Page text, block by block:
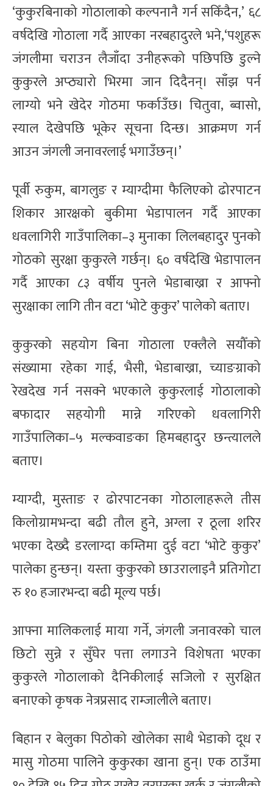
‘कुकुरबिनाको गोठालाको कल्पनानै गर्न सकिँदैन,’ ६८
वर्षदेखि गोठाला गर्दै आएका नरबहादुरले भने,‘पशुहरू
जंगलीमा चराउन लैजाँदा उनीहरूको पछिपछि डुल्ने
कुकुरले अप्ठ्यारो भिरमा जान दिदैनन्। साँझ पर्न
लाग्यो भने खेदेर गोठमा फर्काउँछ। चितुवा, ब्वासो,
स्याल देखेपछि भूकेर सूचना दिन्छ। आक्रमण गर्न
आउन जंगली जनावरलाई भगाउँछन्।’
पूर्वी रुकुम, बागलुङ र म्याग्दीमा फैलिएको ढोरपाटन
शिकार आरक्षको बुकीमा भेडापालन गर्दै आएका
धवलागिरी गाउँपालिका–३ मुनाका लिलबहादुर पुनको
गोठको सुरक्षा कुकुरले गर्छन्। ६० वर्षदेखि भेडापालन
गर्दै आएका ८३ वर्षीय पुनले भेडाबाख्रा र आफ्नो
सुरक्षाका लागि तीन वटा ‘भोटे कुकुर’ पालेको बताए।
कुकुरको सहयोग बिना गोठाला एक्लैले सयौँको
संख्यामा रहेका गाई, भैसी, भेडाबाख्रा, च्याङग्राको
रेखदेख गर्न नसक्ने भएकाले कुकुरलाई गोठालाको
बफादार सहयोगी मान्ने गरिएको धवलागिरी
गाउँपालिका–५ मल्कवाङका हिमबहादुर छन्त्यालले
बताए।
म्याग्दी, मुस्ताङ र ढोरपाटनका गोठालाहरूले तीस
किलोग्रामभन्दा बढी तौल हुने, अग्ला र ठूला शरिर
भएका देख्दै डरलाग्दा कम्तिमा दुई वटा ‘भोटे कुकुर’
पालेका हुन्छन्। यस्ता कुकुरको छाउरालाइनै प्रतिगोटा
रु १० हजारभन्दा बढी मूल्य पर्छ।
आफ्ना मालिकलाई माया गर्ने, जंगली जनावरको चाल
छिटो सुन्ने र सुँघेर पत्ता लगाउने विशेषता भएका
कुकुरले गोठालाको दैनिकीलाई सजिलो र सुरक्षित
बनाएको कृषक नेत्रप्रसाद राम्जालीले बताए।
बिहान र बेलुका पिठोको खोलेका साथै भेडाको दूध र
मासु गोठमा पालिने कुकुरका खाना हुन्। एक ठाउँमा